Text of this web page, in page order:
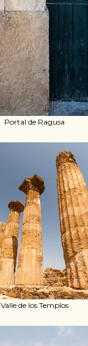
Portal de Ragusa
Valle de los Templos